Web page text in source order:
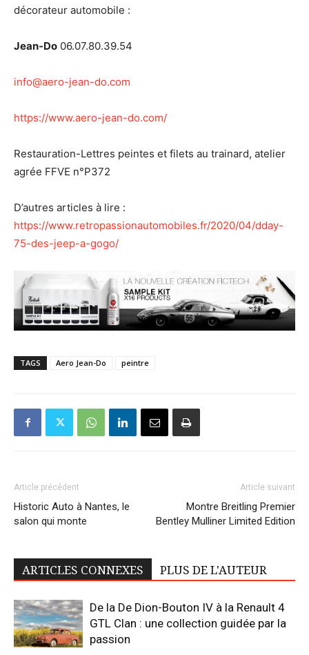
décorateur automobile :
Jean-Do 06.07.80.39.54
info@aero-jean-do.com
https://www.aero-jean-do.com/
Restauration-Lettres peintes et filets au trainard, atelier
agrée FFVE n°P372
D’autres articles à lire :
https://www.retropassionautomobiles.fr/2020/04/dday-
75-des-jeep-a-gogo/
TAGS Aero Jean-Do peintre
Article précédent
Historic Auto à Nantes, le
salon qui monte
Article suivant
Montre Breitling Premier
Bentley Mulliner Limited Edition
ARTICLES CONNEXES PLUS DE L'AUTEUR
De la De Dion-Bouton IV à la Renault 4
GTL Clan : une collection guidée par la
passion